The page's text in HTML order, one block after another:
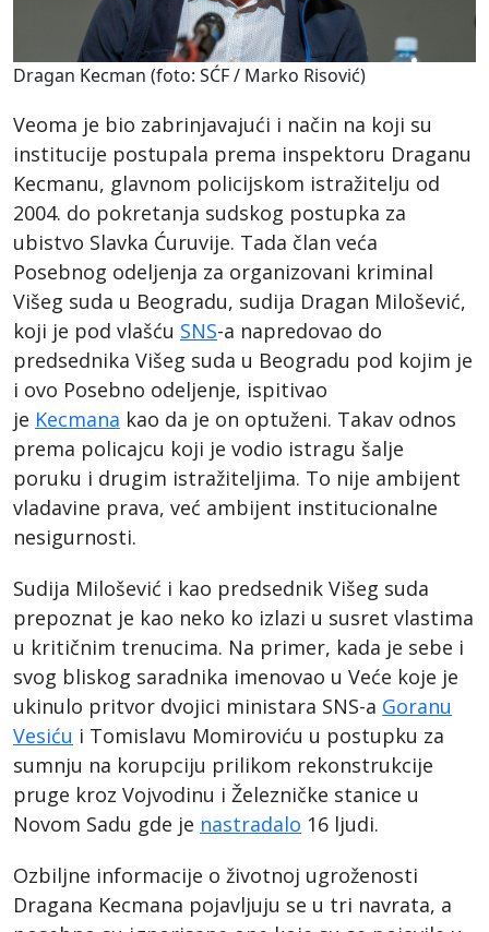
Dragan Kecman (foto: SĆF / Marko Risović)
Veoma je bio zabrinjavajući i način na koji su
institucije postupala prema inspektoru Draganu
Kecmanu, glavnom policijskom istražitelju od
2004. do pokretanja sudskog postupka za
ubistvo Slavka Ćuruvije. Tada član veća
Posebnog odeljenja za organizovani kriminal
Višeg suda u Beogradu, sudija Dragan Milošević,
koji je pod vlašću SNS-a napredovao do
predsednika Višeg suda u Beogradu pod kojim je
i ovo Posebno odeljenje, ispitivao
je Kecmana kao da je on optuženi. Takav odnos
prema policajcu koji je vodio istragu šalje
poruku i drugim istražiteljima. To nije ambijent
vladavine prava, već ambijent institucionalne
nesigurnosti.
Sudija Milošević i kao predsednik Višeg suda
prepoznat je kao neko ko izlazi u susret vlastima
u kritičnim trenucima. Na primer, kada je sebe i
svog bliskog saradnika imenovao u Veće koje je
ukinulo pritvor dvojici ministara SNS-a Goranu
Vesiću i Tomislavu Momiroviću u postupku za
sumnju na korupciju prilikom rekonstrukcije
pruge kroz Vojvodinu i Železničke stanice u
Novom Sadu gde je nastradalo 16 ljudi.
Ozbiljne informacije o životnoj ugroženosti
Dragana Kecmana pojavljuju se u tri navrata, a